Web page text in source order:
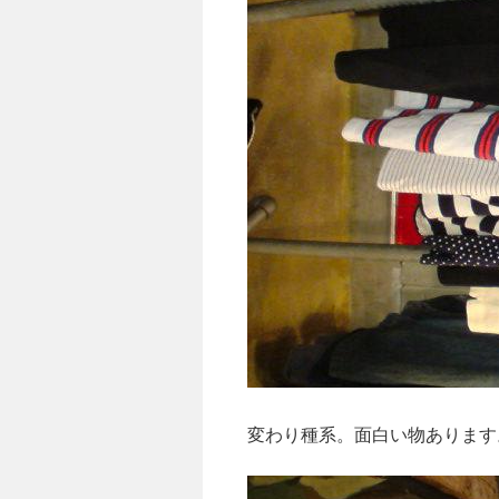
変わり種系。面白い物ありま